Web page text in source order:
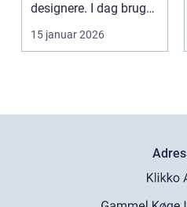
designere. I dag bruger
en lang række
virksomh...
15 januar 2026